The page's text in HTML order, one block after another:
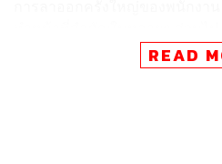
เกี่ยวกับทิศทางการเติบโตของ
READ